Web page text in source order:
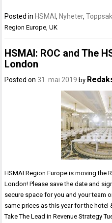
Posted in HSMAI, Nyheter,
Region Europe ,UK
HSMAI: ROC and The
London
Posted on 31. mai 2019 by
HSMAI Region Europe is moving the
London! Please save the date and
secure space for you and your team
same prices as this year for the hotel
Take The Lead in Revenue Strategy